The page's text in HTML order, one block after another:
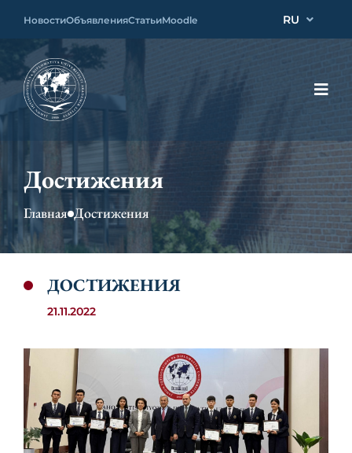
НовостиОбъявленияСтатьиMoodle RU
Достижения
Главная Достижения
ДОСТИЖЕНИЯ
21.11.2022